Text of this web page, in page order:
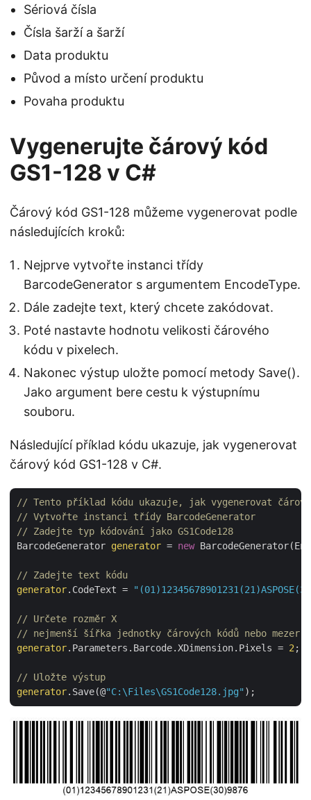
Sériová čísla
Čísla šarží a šarží
Data produktu
Původ a místo určení produktu
Povaha produktu
Vygenerujte čárový kód
GS1-128 v C#
Čárový kód GS1-128 můžeme vygenerovat podle
následujících kroků:
Nejprve vytvořte instanci třídy
BarcodeGenerator s argumentem EncodeType.
Dále zadejte text, který chcete zakódovat.
Poté nastavte hodnotu velikosti čárového
kódu v pixelech.
Nakonec výstup uložte pomocí metody Save().
Jako argument bere cestu k výstupnímu
souboru.
Následující příklad kódu ukazuje, jak vygenerovat
čárový kód GS1-128 v C#.
// Tento příklad kódu ukazuje, jak vygenerovat čárový
// Vytvořte instanci třídy BarcodeGenerator
// Zadejte typ kódování jako GS1Code128
BarcodeGenerator generator = new
// Zadejte text kódu
generator.CodeText =
// Určete rozměr X
// nejmenší šířka jednotky čárových kódů nebo mezer
generator.Parameters.Barcode.XDimension.Pixels = 2 ;
// Uložte výstup
generator.Save(@"C:\Files\GS1Code128.jpg"